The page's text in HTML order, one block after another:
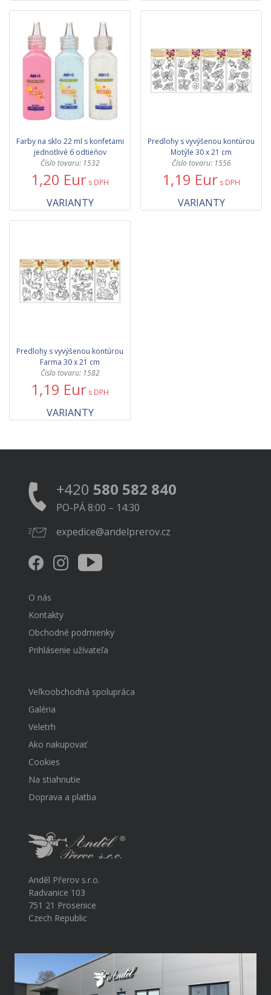
Farby na sklo 22 ml s konfetami
jednotlivé 6 odtieňov
Číslo tovaru: 1532
1,20 Eur s DPH
VARIANTY
Predlohy s vyvýšenou kontúrou
Motýle 30 x 21 cm
Číslo tovaru: 1556
1,19 Eur s DPH
VARIANTY
Predlohy s vyvýšenou kontúrou
Farma 30 x 21 cm
Číslo tovaru: 1582
1,19 Eur s DPH
VARIANTY
+420 580 582 840
PO-PÁ 8:00 – 14:30
expedice@andelprerov.cz
O nás
Kontakty
Obchodné podmienky
Prihlásenie užívateľa
Veľkoobchodná spolupráca
Galéria
Veletrh
Ako nakupovať
Cookies
Na stiahnutie
Doprava a platba
Anděl Přerov s.r.o.
Radvanice 103
751 21 Prosenice
Czech Republic